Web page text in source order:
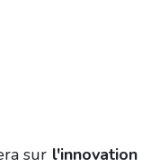
sur l'innovation